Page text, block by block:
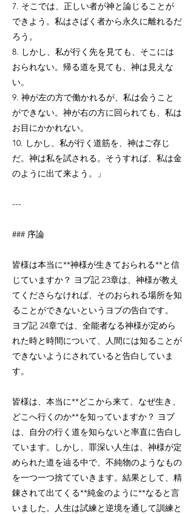
7. そこでは、正しい者が神と論じることが
できよう。私はさばく者から永久に離れるだ
ろう。
8. しかし、私が行く先を見ても、そこには
おられない。帰る道を見ても、神は見えな
い。
9. 神が左の方で働かれるが、私は会うこと
ができない。神が右の方に回られても、私は
お目にかかれない。
10. しかし、私が行く道筋を、神はご存じ
だ。神は私を試される。そうすれば、私は金
のように出て来よう。」
---
### 序論
皆様は本当に**神様が生きておられる**と信
じていますか？ ヨブ記 23章は、神様が教え
てくださらなければ、そのおられる場所を知
ることができないというヨブの告白です。
ヨブ記 24章では、全能者なる神様が定めら
れた時と時間について、人間には知ることが
できないようにされていると告白していま
す。
皆様は、本当に**どこから来て、なぜ生き、
どこへ行くのか**を知っていますか？ ヨブ
は、自分の行く道を知らないと率直に告白し
ています。しかし、罪深い人生は、神様が定
められた道を辿る中で、不純物のようなもの
を一つ一つ捨てていきます。結果として、精
錬されて出てくる**純金のように**なると言
いました。人生は試練と逆境を通して訓練と